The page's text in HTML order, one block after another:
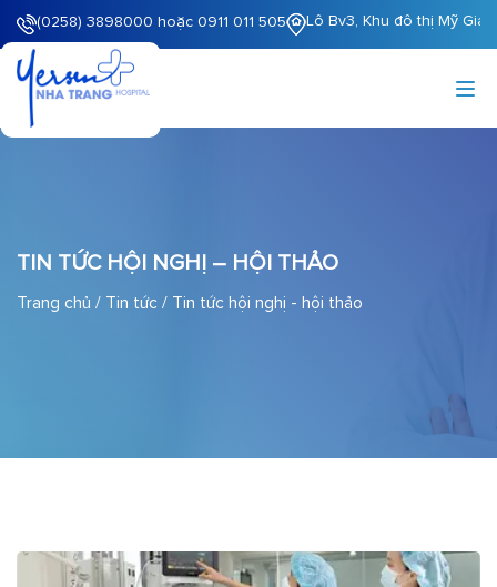
(0258) 3898000 hoặc 0911 011 505 Lô Bv3, Khu đô thị Mỹ
TIN TỨC HỘI NGHỊ – HỘI THẢO
Trang chủ / Tin tức / Tin tức hội nghị - hội thảo